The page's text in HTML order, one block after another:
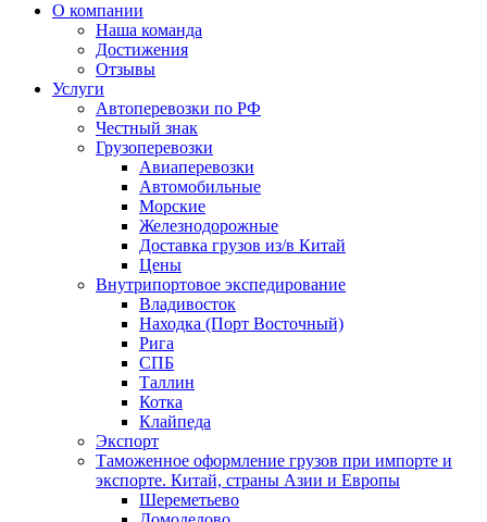
О компании
Наша команда
Достижения
Отзывы
Услуги
Автоперевозки по РФ
Честный знак
Грузоперевозки
Авиаперевозки
Автомобильные
Морские
Железнодорожные
Доставка грузов из/в Китай
Цены
Внутрипортовое экспедирование
Владивосток
Находка (Порт Восточный)
Рига
СПБ
Таллин
Котка
Клайпеда
Экспорт
Таможенное оформление грузов при импорте и
экспорте. Китай, страны Азии и Европы
Шереметьево